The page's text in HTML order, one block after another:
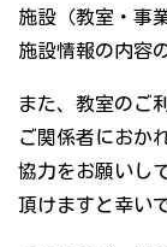
施設（教室・事
施設情報の内容
また、教室のご
ご関係者におか
協力をお願いし
頂けますと幸い